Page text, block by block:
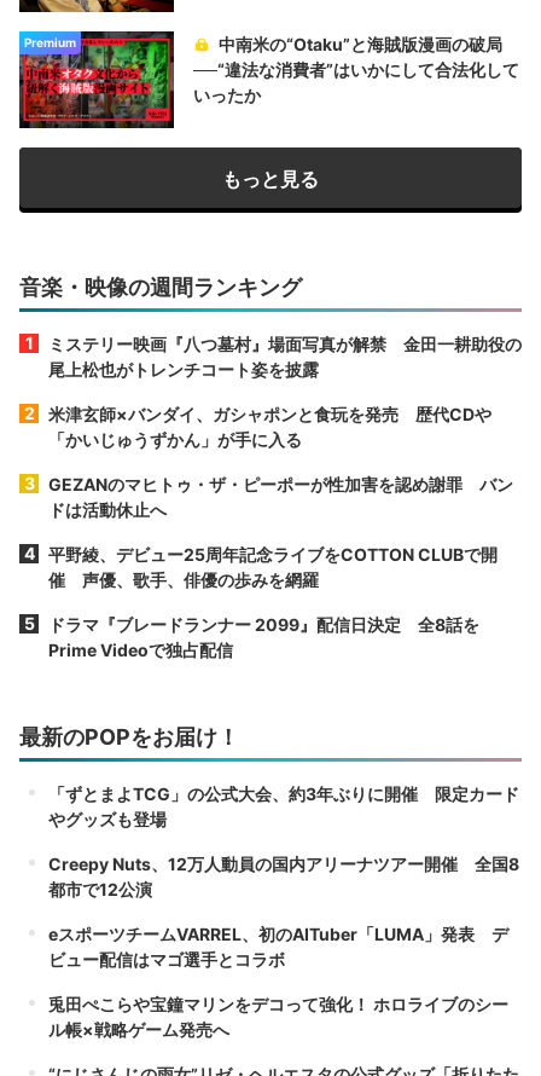
Premium
中南米の“Otaku”と海賊版漫画の破局
──“違法な消費者”はいかにして合法化して
いったか
もっと見る
音楽・映像の週間ランキング
ミステリー映画『八つ墓村』場面写真が解禁 金田一耕助役の
尾上松也がトレンチコート姿を披露
米津玄師×バンダイ、ガシャポンと食玩を発売 歴代CDや
「かいじゅうずかん」が手に入る
GEZANのマヒトゥ・ザ・ピーポーが性加害を認め謝罪 バン
ドは活動休止へ
平野綾、デビュー25周年記念ライブをCOTTON CLUBで開
催 声優、歌手、俳優の歩みを網羅
ドラマ『ブレードランナー 2099』配信日決定 全8話を
Prime Videoで独占配信
最新のPOPをお届け！
「ずとまよTCG」の公式大会、約3年ぶりに開催 限定カード
やグッズも登場
Creepy Nuts、12万人動員の国内アリーナツアー開催 全国8
都市で12公演
eスポーツチームVARREL、初のAITuber「LUMA」発表 デ
ビュー配信はマゴ選手とコラボ
兎田ぺこらや宝鐘マリンをデコって強化！ ホロライブのシー
ル帳×戦略ゲーム発売へ